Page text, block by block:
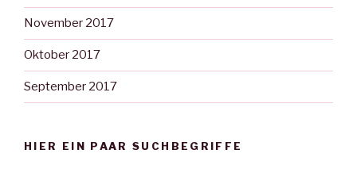
November 2017
Oktober 2017
September 2017
HIER EIN PAAR SUCHBEGRIFFE